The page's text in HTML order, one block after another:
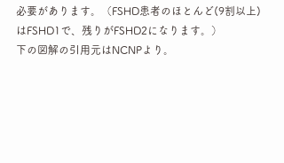
必要があります。（FSHD患者のほとんど(9割以上)
はFSHD1で、残りがFSHD2になります。）
下の図解の引用元はNCNPより。